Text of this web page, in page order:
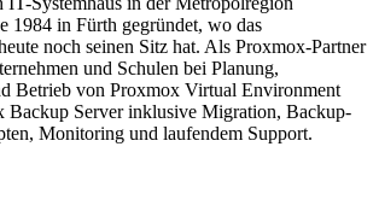
1984 in Fürth gegründet, wo das
noch seinen Sitz hat. Als Proxmox-Partner
und Schulen bei Planung,
Betrieb von Proxmox Virtual Environment
Backup Server inklusive Migration, Backup-
Monitoring und laufendem Support.